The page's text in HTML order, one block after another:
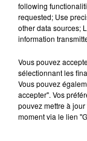
de la Liberté.
Musique
following
requested; Use
other data sources;
information
Vous pouvez
sélectionnant les
Vous pouvez
accepter". Vos
pouvez mettre à
moment via le lien